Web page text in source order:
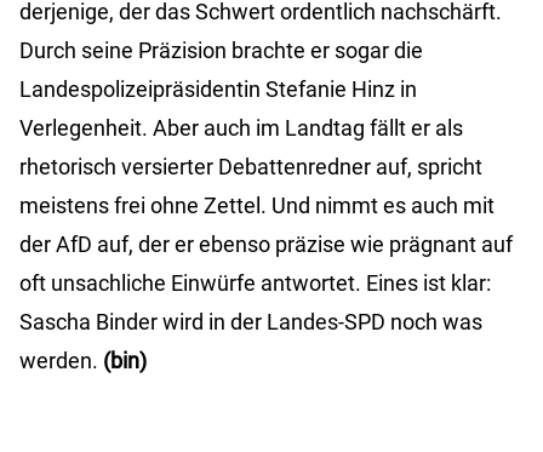
derjenige, der das Schwert ordentlich nachschärft.
Durch seine Präzision brachte er sogar die
Landespolizeipräsidentin Stefanie Hinz in
Verlegenheit. Aber auch im Landtag fällt er als
rhetorisch versierter Debattenredner auf, spricht
meistens frei ohne Zettel. Und nimmt es auch mit
der AfD auf, der er ebenso präzise wie prägnant auf
oft unsachliche Einwürfe antwortet. Eines ist klar:
Sascha Binder wird in der Landes-SPD noch was
werden. (bin)